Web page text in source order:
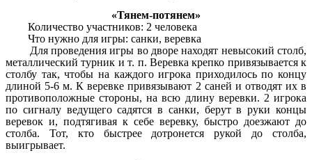
«Тянем-потянем»
Количество участников: 2 человека
Что нужно для игры: санки, веревка
Для проведения игры во дворе находят невысокий столб,
металлический турник и т. п. Веревка крепко привязывается к
столбу так, чтобы на каждого игрока приходилось по концу
длиной 5-6 м. К веревке привязывают 2 саней и отводят их в
противоположные стороны, на всю длину веревки. 2 игрока
по сигналу ведущего садятся в санки, берут в руки концы
веревок и, подтягивая к себе веревку, быстро доезжают до
столба. Тот, кто быстрее дотронется рукой до столба,
выигрывает.